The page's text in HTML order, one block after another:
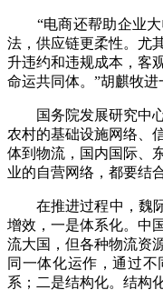
“电商还帮助企业大
法，供应链更柔性。尤
升违约和违规成本，客
命运共同体。”胡麒牧进
国务院发展研究中心
农村的基础设施网络、
体到物流，国内国际、
业的自营网络，都要结
在推进过程中，魏际
增效，一是体系化。中
流大国，但各种物流资
同一体化运作，通过
系；二是结构化。结构